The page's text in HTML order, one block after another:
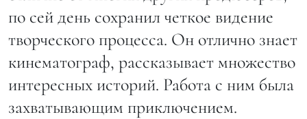
по сей день сохранил четкое видение
творческого процесса. Он отлично знает
кинематограф, рассказывает множество
интересных историй. Работа с ним была
захватывающим приключением.